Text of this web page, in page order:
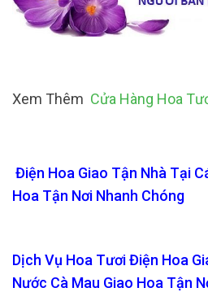
Xem Thêm Cửa Hàng Hoa
Điện Hoa Giao Tận Nhà Tại
Hoa Tận Nơi Nhanh Chóng
Dịch Vụ Hoa Tươi Điện Hoa
Nước Cà Mau Giao Hoa Tận